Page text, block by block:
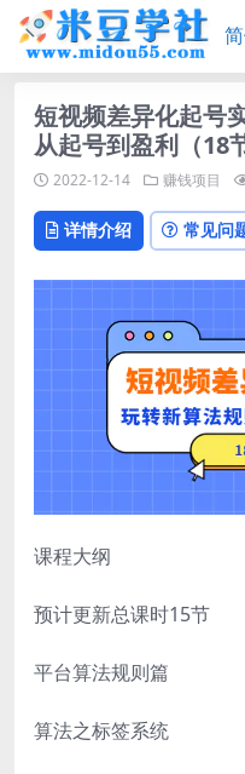
短视频差异化起号
从起号到盈利（18
2022-12-14 赚钱项目
详情介绍 常见问
课程大纲
预计更新总课时15节
平台算法规则篇
算法之标签系统